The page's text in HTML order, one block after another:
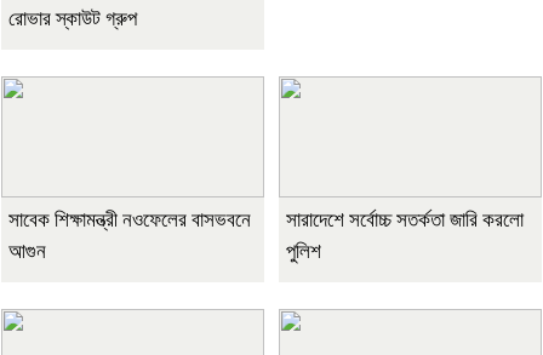
রোভার স্কাউট গ্রুপ
সাবেক শিক্ষামন্ত্রী নওফেলের বাসভবনে
আগুন
সারাদেশে সর্বোচ্চ সতর্কতা জারি করলো
পুলিশ